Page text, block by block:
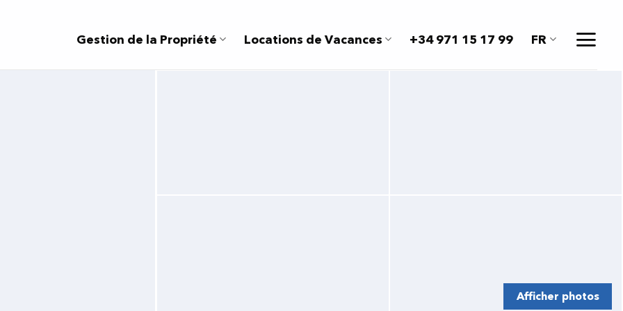
Gestion de la Propriété Locations de Vacances +34 971 15 17 99 FR
Afficher photos